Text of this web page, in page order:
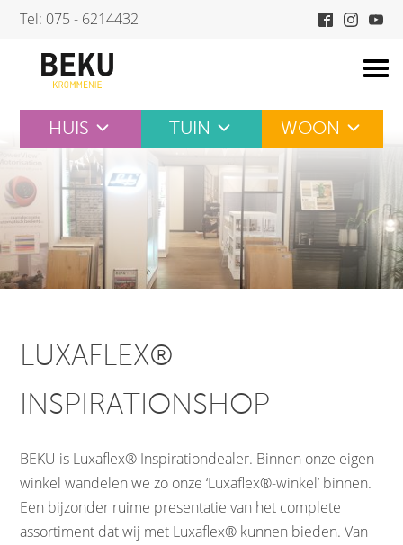
Skip
content
Tel: 075 - 6214432
HUIS TUIN WOON
LUXAFLEX®
INSPIRATIONSHOP
BEKU is Luxaflex® Inspirationdealer. Binnen onze eigen
winkel wandelen we zo onze ‘Luxaflex®-winkel’ binnen.
Een bijzonder ruime presentatie van het complete
assortiment dat wij met Luxaflex® kunnen bieden. Van